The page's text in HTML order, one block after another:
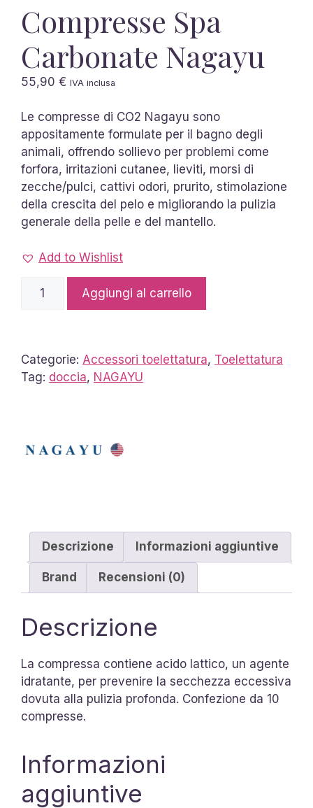
Compresse Spa
Carbonate Nagayu
55,90 € IVA inclusa
Le compresse di CO2 Nagayu sono
appositamente formulate per il bagno degli
animali, offrendo sollievo per problemi come
forfora, irritazioni cutanee, lieviti, morsi di
zecche/pulci, cattivi odori, prurito, stimolazione
della crescita del pelo e migliorando la pulizia
generale della pelle e del mantello.
Add to Wishlist
quantità
Aggiungi al carrello
Categorie: Accessori toelettatura, Toelettatura
Tag: doccia, NAGAYU
Descrizione Informazioni aggiuntive
Brand Recensioni (0)
Descrizione
La compressa contiene acido lattico, un agente
idratante, per prevenire la secchezza eccessiva
dovuta alla pulizia profonda. Confezione da 10
compresse.
Informazioni
aggiuntive